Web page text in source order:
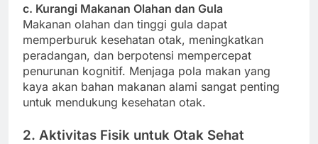
c. Kurangi Makanan Olahan dan Gula
Makanan olahan dan tinggi gula dapat
memperburuk kesehatan otak, meningkatkan
peradangan, dan berpotensi mempercepat
penurunan kognitif. Menjaga pola makan yang
kaya akan bahan makanan alami sangat penting
untuk mendukung kesehatan otak.
2. Aktivitas Fisik untuk Otak Sehat